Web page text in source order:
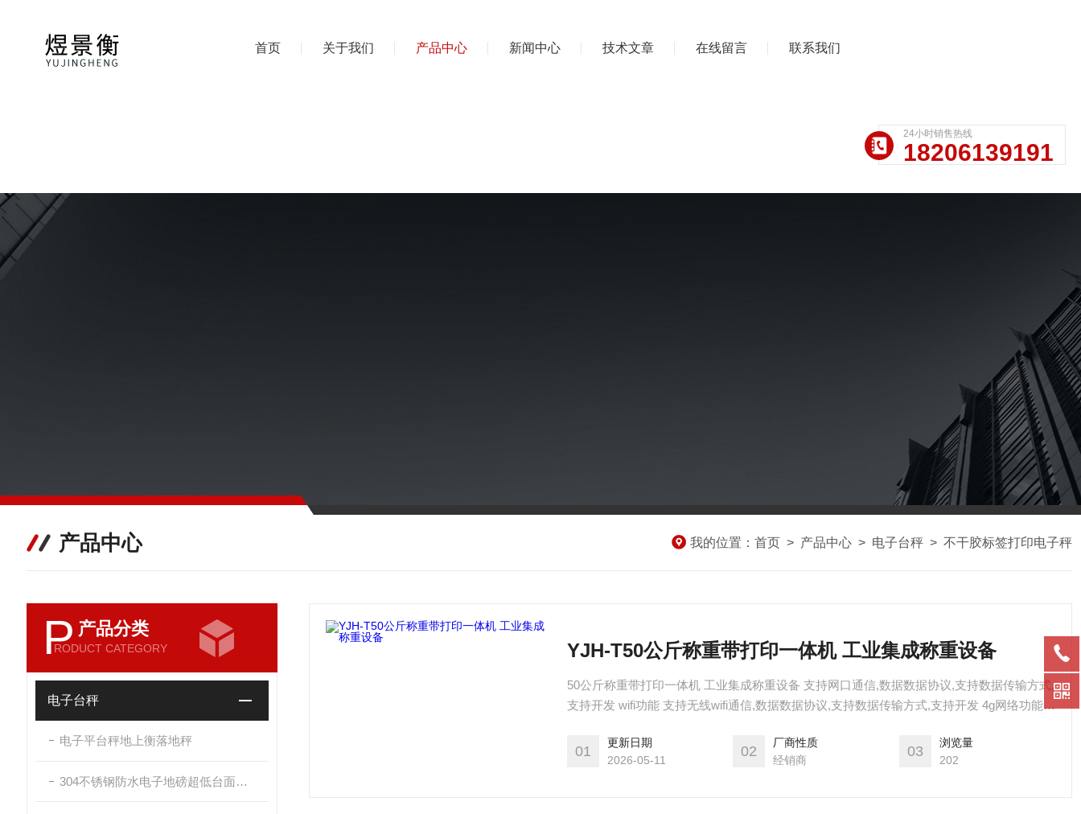
首页 关于我们 产品中心 新闻中心 技术文章 在线留言 联系我们
24小时销售热线
18206139191
产品中心 我的位置： 首页 > 产品中心 > 电子台秤 > 不干胶标签打印电子秤
P 产品分类
RODUCT CATEGORY
电子台秤
电子平台秤地上衡落地秤
304不锈钢防水电子地磅超低台面带斜坡
YJH-T50公斤称重带打印一体机 工业集成称重设备
50公斤称重带打印一体机 工业集成称重设备 支持网口通信,数据数据协议,支持数据传输方式,
支持开发 wifi功能 支持无线wifi通信,数据数据协议,支持数据传输方式,支持开发 4g网络功能
01
更新日期
2026-05-11
02
厂商性质
经销商
03
浏览量
202